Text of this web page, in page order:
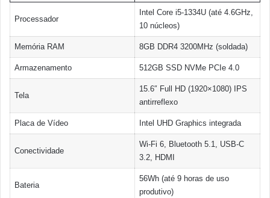
Processador
Intel Core i5-1334U (até 4.6GHz,
10 núcleos)
Memória RAM 8GB DDR4 3200MHz (soldada)
Armazenamento 512GB SSD NVMe PCIe 4.0
Tela
15.6″ Full HD (1920×1080) IPS
antirreflexo
Placa de Vídeo Intel UHD Graphics integrada
Conectividade
Wi-Fi 6, Bluetooth 5.1, USB-C
3.2, HDMI
Bateria
56Wh (até 9 horas de uso
produtivo)